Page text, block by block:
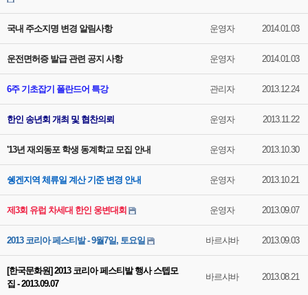
국내 주소지명 변경 알림사항 운영자 2014.01.03
운전면허증 발급 관련 공지 사항 운영자 2014.01.03
6주 기초잡기 폴란드어 특강 관리자 2013.12.24
한인 송년회 개최 및 협찬의뢰 운영자 2013.11.22
'13년 재외동포 학생 동계학교 모집 안내 운영자 2013.10.30
쉥겐지역 체류일 계산 기준 변경 안내 운영자 2013.10.21
제3회 유럽 차세대 한인 웅변대회 운영자 2013.09.07
2013 코리아 페스티발 - 9월7일, 토요일 바르샤바 2013.09.03
[한국문화원] 2013 코리아 페스티발 행사 스텝모
집 - 2013.09.07
바르샤바 2013.08.21